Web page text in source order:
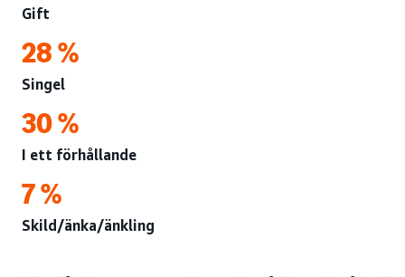
Gift
28 %
Singel
30 %
I ett förhållande
7 %
Skild/änka/änkling